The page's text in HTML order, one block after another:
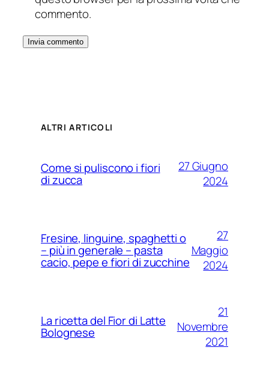
commento.
ALTRI ARTICOLI
Come si puliscono i fiori
di zucca
27 Giugno
2024
Fresine, linguine, spaghetti o
– più in generale – pasta
cacio, pepe e fiori di zucchine
27
Maggio
2024
La ricetta del Fior di Latte
Bolognese
21
Novembre
2021